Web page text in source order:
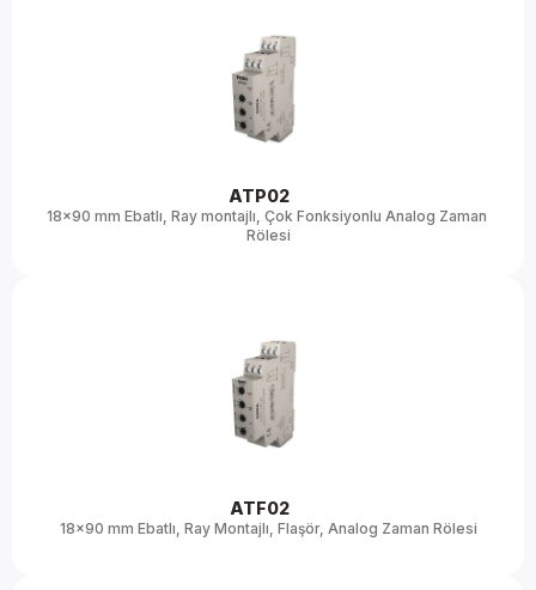
ATP02
18x90 mm Ebatlı, Ray montajlı, Çok Fonksiyonlu Analog Zaman
Rölesi
ATF02
18x90 mm Ebatlı, Ray Montajlı, Flaşör, Analog Zaman Rölesi